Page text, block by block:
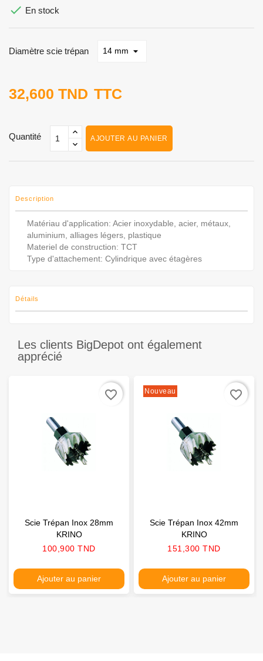
 En stock
Diamètre scie trépan
32,600 TND TTC
Quantité AJOUTER AU PANIER
Description
Matériau d'application: Acier inoxydable, acier, métaux,
aluminium, alliages légers, plastique
Materiel de construction: TCT
Type d'attachement: Cylindrique avec étagères
Détails
Les clients BigDepot ont également
apprécié
Scie Trépan Inox 28mm
KRINO
Prix
100,900 TND
Ajouter au panier
favorite_border Nouveau
Scie Trépan Inox 42mm
KRINO
Prix
151,300 TND
Ajouter au panier
favorite_border